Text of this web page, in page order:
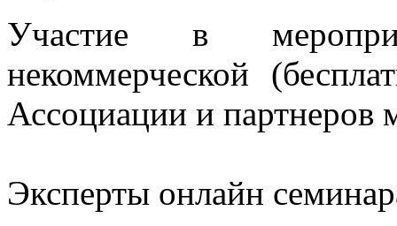
Участие в
некоммерческой
Ассоциации и партнеров
Эксперты онлайн